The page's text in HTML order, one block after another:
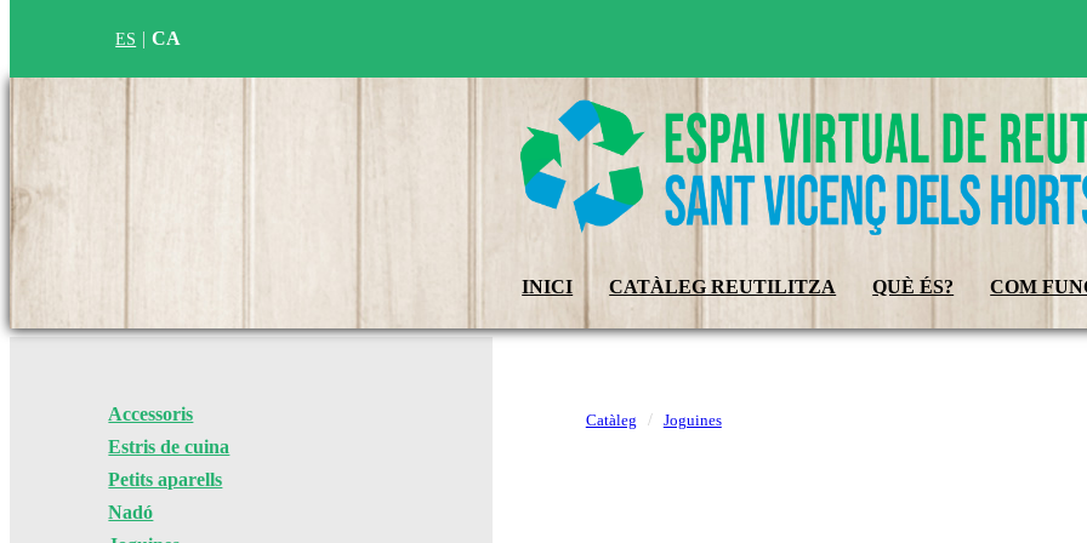
ES CA
INICI CATÀLEG REUTILITZA QUÈ ÉS? COM
Accessoris
Estris de cuina
Petits aparells
Nadó
Catàleg Joguines